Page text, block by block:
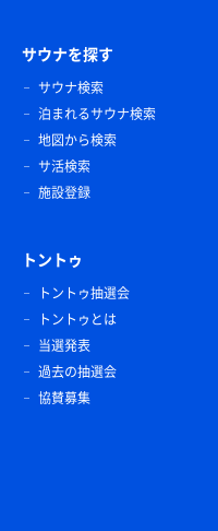
サウナを探す
サウナ検索
泊まれるサウナ検索
地図から検索
サ活検索
施設登録
トントゥ
トントゥ抽選会
トントゥとは
当選発表
過去の抽選会
協賛募集